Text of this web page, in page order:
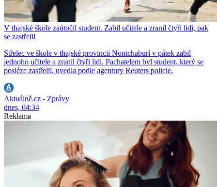
V thajské škole zaútočil student. Zabil učitele a zranil čtyři lidi, pak
se zastřelil
Střelec ve škole v thajské provincii Nontchaburí v pátek zabil
jednoho učitele a zranil čtyři lidi. Pachatelem byl student, který se
posléze zastřelil, uvedla podle agentury Reuters policie.
Aktuálně.cz - Zprávy
dnes, 04:34
Reklama